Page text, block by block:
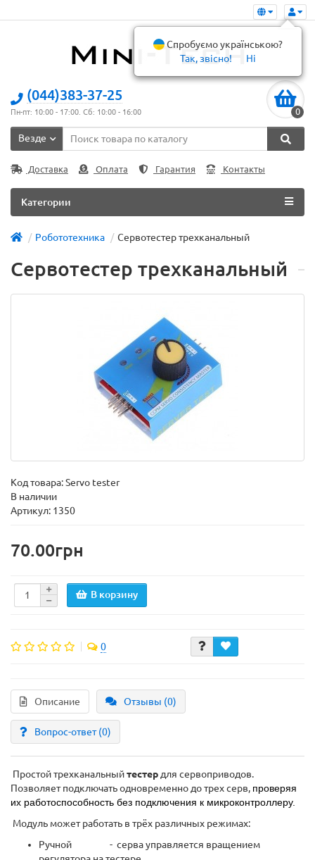
(044)383-37-25
Пн-пт: 10:00 - 17:00. Сб: 10:00 - 16:00 0
Везде
Доставка Оплата Гарантия Контакты
Категории
Робототехника Сервотестер трехканальный
Сервотестер трехканальный
Код товара:Servo tester
В наличии
Артикул: 1350
70.00грн
В корзину
0
Описание Отзывы (0)
Вопрос-ответ(0)
Простой трехканальныйтестер для сервоприводов.
Позволяет подключать одновременно до трех серв, проверяя
их работоспособность без подключения к микроконтроллеру.
Модуль может работать в трёх различных режимах:
Ручной - серва управляется вращением
Спробуємо українською?
Так, звісно!
Ні